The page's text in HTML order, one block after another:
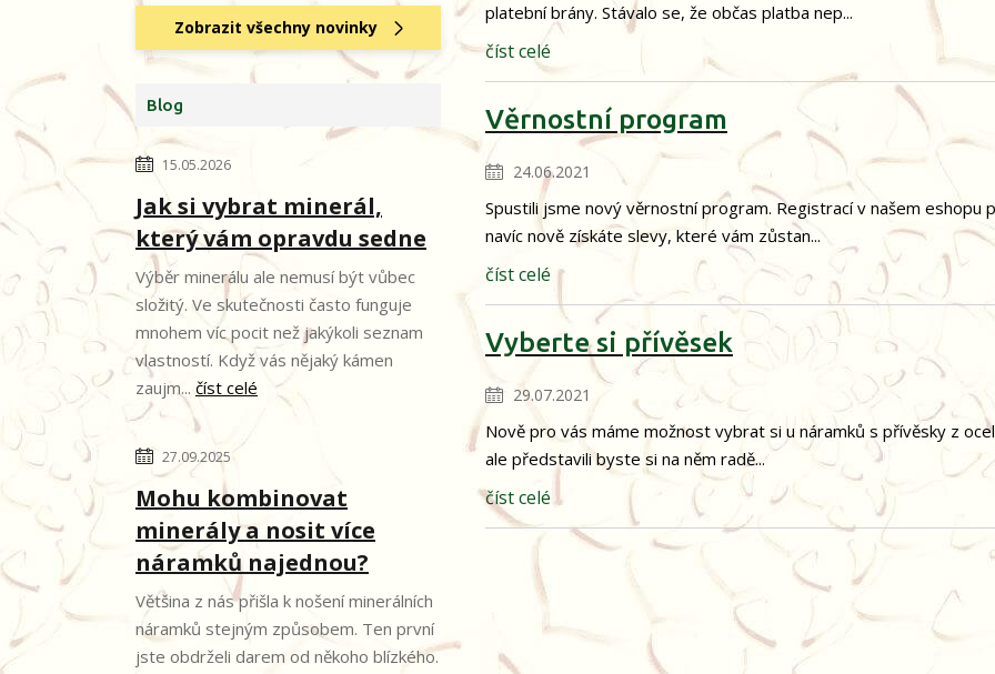
Zobrazit všechny novinky
Blog
15.05.2026
Jak si vybrat minerál,
který vám opravdu sedne
Výběr minerálu ale nemusí být vůbec
složitý. Ve skutečnosti často funguje
mnohem víc pocit než jakýkoli seznam
vlastností. Když vás nějaký kámen
zaujm... číst celé
27.09.2025
Mohu kombinovat
minerály a nosit více
náramků najednou?
Většina z nás přišla k nošení minerálních
náramků stejným způsobem. Ten první
jste obdrželi darem od někoho blízkého.
platební brány. Stávalo se, že občas platba nep...
číst celé
Věrnostní program
24.06.2021
Spustili jsme nový věrnostní program. Registrací v našem eshopu
navíc nově získáte slevy, které vám zůstan...
číst celé
Vyberte si přívěsek
29.07.2021
Nově pro vás máme možnost vybrat si u náramků s přívěsky z
ale představili byste si na něm radě...
číst celé